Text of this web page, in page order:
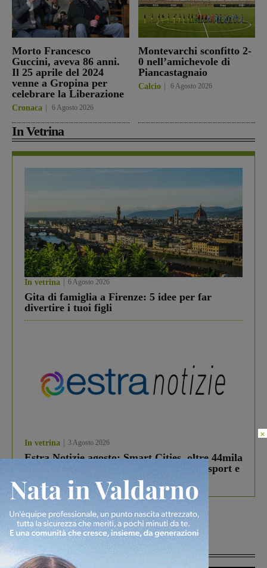
Morto Francesco
Guccini, aveva 86 anni.
Il 25 aprile del 2024
venne a Gropina per
celebrare la Liberazione
Cronaca 6 Agosto 2026
Montevarchi sconfitto 2-
0 nell’amichevole di
Piancastagnaio
Calcio 6 Agosto 2026
In Vetrina
In vetrina 6 Agosto 2026
Gita di famiglia a Firenze: 5 idee per far
divertire i tuoi figli
In vetrina 3 Agosto 2026
Estra Notizie agosto: Smart Cities, oltre 44mila
studenti coinvolti, torna il bando per lo sport e
debutta il podcast Estrair
Più lette
×